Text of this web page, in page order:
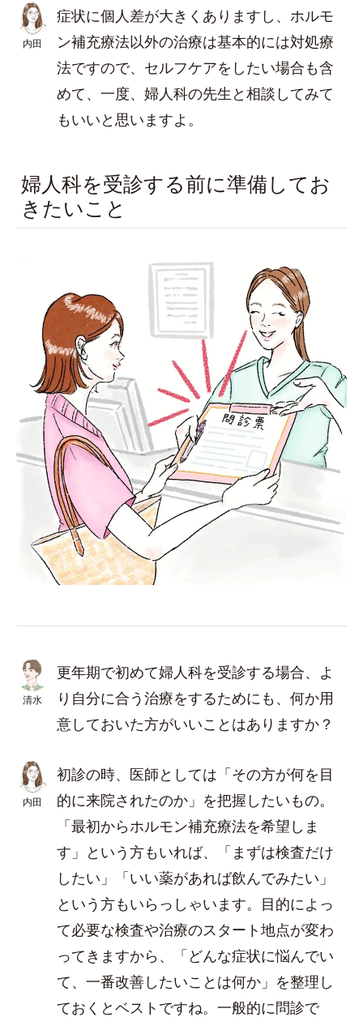
内田
症状に個人差が大きくありますし、ホルモ
ン補充療法以外の治療は基本的には対処療
法ですので、セルフケアをしたい場合も含
めて、一度、婦人科の先生と相談してみて
もいいと思いますよ。
婦人科を受診する前に準備してお
きたいこと
清水
更年期で初めて婦人科を受診する場合、よ
り自分に合う治療をするためにも、何か用
意しておいた方がいいことはありますか？
内田
初診の時、医師としては「その方が何を目
的に来院されたのか」を把握したいもの。
「最初からホルモン補充療法を希望しま
す」という方もいれば、「まずは検査だけ
したい」「いい薬があれば飲んでみたい」
という方もいらっしゃいます。目的によっ
て必要な検査や治療のスタート地点が変わ
ってきますから、「どんな症状に悩んでい
て、一番改善したいことは何か」を整理し
ておくとベストですね。一般的に問診で